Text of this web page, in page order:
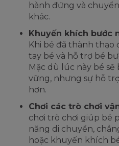
hành đứng và
khác.
Khuyến khích bước
Khi bé đã thành thạo
tay bé và hỗ trợ bé
Mặc dù lúc này bé
vững, nhưng sự hỗ
hơn.
Chơi các trò chơi
chơi trò chơi giúp bé
năng di chuyển,
hoặc khuyến khích